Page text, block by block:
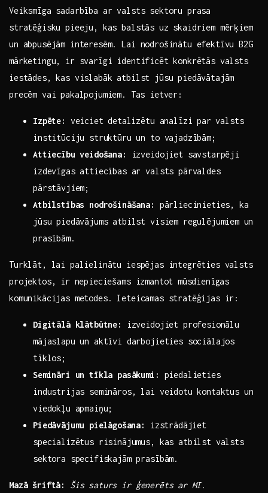
Veiksmīga sadarbība ar‌ valsts sektoru prasa
stratēģisku pieeju, kas balstās uz skaidriem mērķiem⁣
un ‍abpusējām interesēm. Lai nodrošinātu efektīvu B2G
mārketingu, ir svarīgi identificēt konkrētās ‌valsts
iestādes, kas vislabāk atbilst jūsu piedāvātajām‌
precēm vai pakalpojumiem. ⁣Tas ietver:⁣
Izpēte:
veiciet⁢ detalizētu analīzi ‌par⁢ valsts
institūciju struktūru un to vajadzībām;
Attiecību veidošana:
izveidojiet savstarpēji
izdevīgas attiecības ar valsts pārvaldes
‍pārstāvjiem;
Atbilstības nodrošināšana:
pārliecinieties, ka
jūsu piedāvājums atbilst visiem regulējumiem ⁤un
prasībām.
Turklāt, ‌lai palielinātu iespējas integrēties valsts⁣
projektos, ir ⁣nepieciešams izmantot ⁤mūsdienīgas
komunikācijas metodes. Ieteicamas stratēģijas ir:
Digitālā ​klātbūtne:
izveidojiet profesionālu
mājaslapu un aktīvi‍ darbojieties sociālajos
tīklos;
Semināri un tīkla pasākumi:
piedalieties
industrijas semināros, lai veidotu‍ kontaktus un
viedokļu apmaiņu;
Piedāvājumu ⁢pielāgošana:
izstrādājiet
specializētus‍ risinājumus, kas atbilst valsts
sektora specifiskajām prasībām.
Mazā šriftā: Šis saturs ir ģenerēts ⁢ar MI.